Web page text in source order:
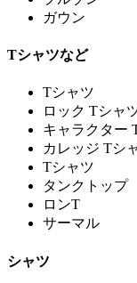
ガウン
Tシャツなど
Tシャツ
ロック Tシャ
キャラクター
カレッジ Tシ
Tシャツ
タンクトップ
ロンT
サーマル
シャツ